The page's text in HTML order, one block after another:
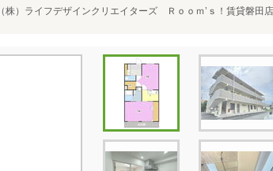
（株）ライフデザインクリエイターズ Ｒｏｏｍ’ｓ！賃貸磐田店